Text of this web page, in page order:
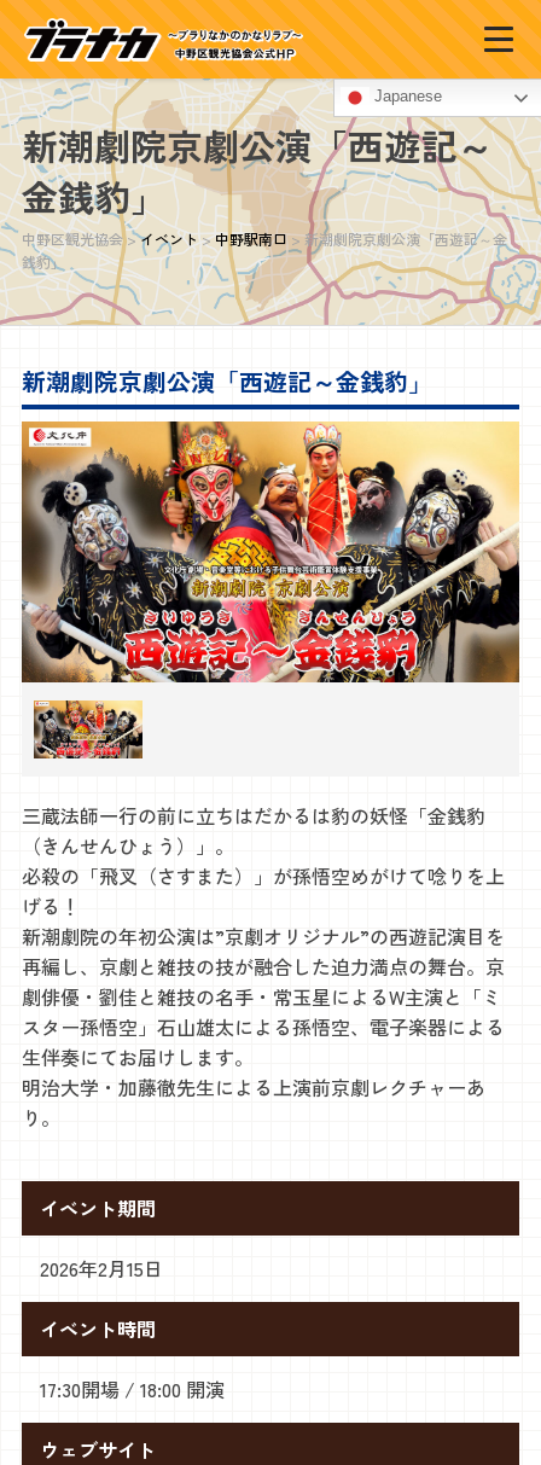
Japanese
新潮劇院京劇公演「西遊記～
金銭豹」
中野区観光協会>イベント>中野駅南口>新潮劇院京劇公演「西遊記～金
銭豹」
イベント情報
新潮劇院京劇公演「西遊記～金銭豹」
三蔵法師一行の前に立ちはだかるは豹の妖怪「金銭豹
（きんせんひょう）」。
必殺の「飛叉（さすまた）」が孫悟空めがけて唸りを上
げる！
新潮劇院の年初公演は”京劇オリジナル”の西遊記演目を
再編し、京劇と雑技の技が融合した迫力満点の舞台。京
劇俳優・劉佳と雑技の名手・常玉星によるW主演と「ミ
スター孫悟空」石山雄太による孫悟空、電子楽器による
生伴奏にてお届けします。
明治大学・加藤徹先生による上演前京劇レクチャーあ
り。
イベント期間
2026年2月15日
イベント時間
17:30開場 / 18:00 開演
ウェブサイト